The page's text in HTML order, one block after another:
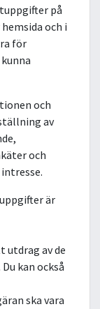
på
och i
för
och
av
och
är
av de
kan också
ska vara